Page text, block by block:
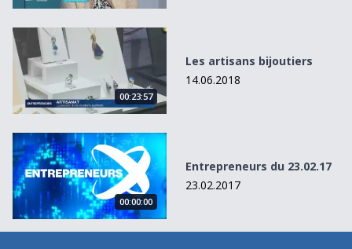
Les artisans bijoutiers
00:23:57
Les artisans bijoutiers
14.06.2018
Entrepreneurs du 23.02.17
00:00:00
Entrepreneurs du 23.02.17
23.02.2017